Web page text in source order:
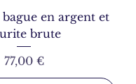
en argent et
brute
Prix
77,00 €